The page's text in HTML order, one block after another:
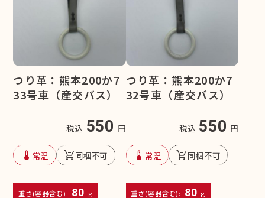
つり革：熊本200か7
33号車（産交バス）
税込 550 円
device_thermostat 常温 remove_shopping_cart同梱不可
重さ(容器含む): 80 g
つり革：熊本200か7
32号車（産交バス）
税込 550 円
device_thermostat 常温 remove_shopping_cart同梱不可
重さ(容器含む): 80 g